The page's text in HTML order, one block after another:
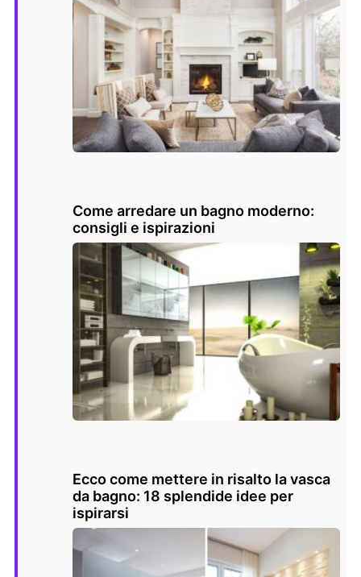
Come arredare un bagno moderno:
consigli e ispirazioni
Ecco come mettere in risalto la vasca
da bagno: 18 splendide idee per
ispirarsi